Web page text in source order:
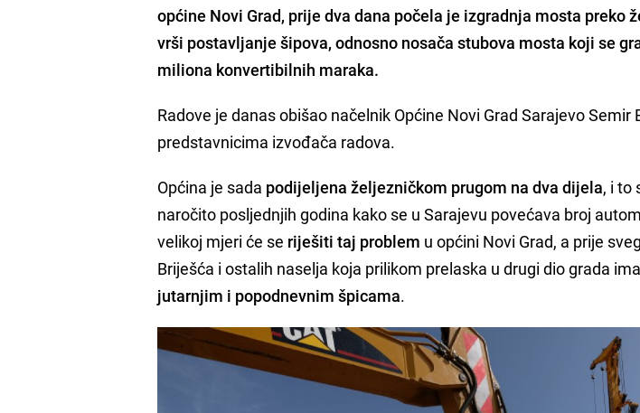
općine Novi Grad, prije dva dana počela je izgradnja mosta preko
vrši postavljanje šipova, odnosno nosača stubova mosta koji se
miliona konvertibilnih maraka.
Radove je danas obišao načelnik Općine Novi Grad Sarajevo Semir
predstavnicima izvođača radova.
Općina je sada podijeljena željezničkom prugom na dva dijela, i to
naročito posljednjih godina kako se u Sarajevu povećava broj
velikoj mjeri će se riješiti taj problem u općini Novi Grad, a prije
Briješća i ostalih naselja koja prilikom prelaska u drugi dio grada
jutarnjim i popodnevnim špicama.